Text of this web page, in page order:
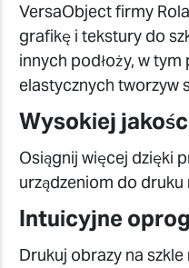
VersaObject firmy
grafikę i tekstury do
innych podłoży, w
elastycznych tworzyw
Wysokiej
Osiągnij więcej dzięki
urządzeniom do druku
Intuicyjne
Drukuj obrazy na